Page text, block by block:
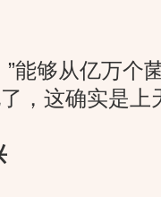
够从亿万个
，这确实是上